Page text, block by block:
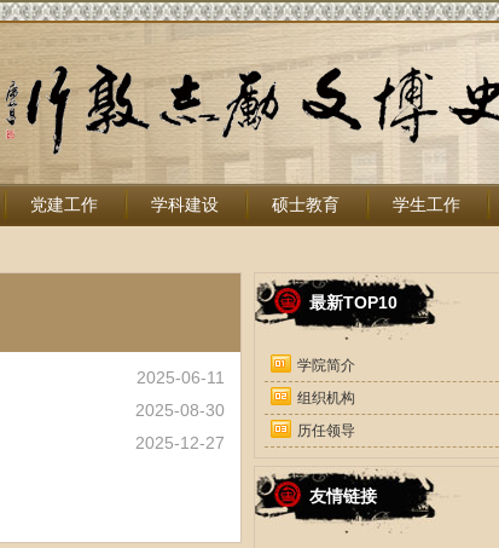
党建工作 学科建设 硕士教育 学生工作
2025-06-11
2025-08-30
2025-12-27
最新TOP10
学院简介
组织机构
历任领导
友情链接